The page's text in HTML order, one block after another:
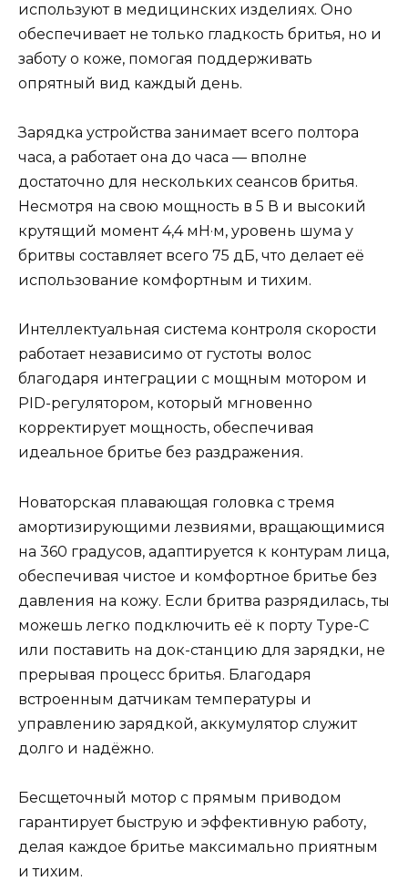
используют в медицинских изделиях. Оно
обеспечивает не только гладкость бритья, но и
заботу о коже, помогая поддерживать
опрятный вид каждый день.
Зарядка устройства занимает всего полтора
часа, а работает она до часа — вполне
достаточно для нескольких сеансов бритья.
Несмотря на свою мощность в 5 В и высокий
крутящий момент 4,4 мН·м, уровень шума у
бритвы составляет всего 75 дБ, что делает её
использование комфортным и тихим.
Интеллектуальная система контроля скорости
работает независимо от густоты волос
благодаря интеграции с мощным мотором и
PID-регулятором, который мгновенно
корректирует мощность, обеспечивая
идеальное бритье без раздражения.
Новаторская плавающая головка с тремя
амортизирующими лезвиями, вращающимися
на 360 градусов, адаптируется к контурам лица,
обеспечивая чистое и комфортное бритье без
давления на кожу. Если бритва разрядилась, ты
можешь легко подключить её к порту Type-C
или поставить на док-станцию для зарядки, не
прерывая процесс бритья. Благодаря
встроенным датчикам температуры и
управлению зарядкой, аккумулятор служит
долго и надёжно.
Бесщеточный мотор с прямым приводом
гарантирует быструю и эффективную работу,
делая каждое бритье максимально приятным
и тихим.